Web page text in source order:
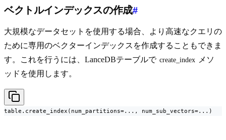
ベクトルインデックスの作成#
大規模なデータセットを使用する場合、より高速なクエリの
ために専用のベクターインデックスを作成することもできま
す。これを行うには、LanceDBテーブルで create_index
メソ
ッドを使用します。
table.create_index(num_partitions=..., num_sub_vectors=...)